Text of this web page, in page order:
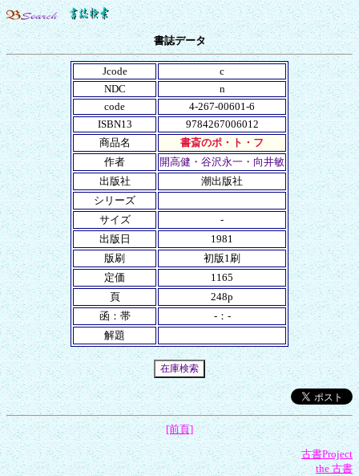
書誌データ
Jcode
c
NDC
n
code
4-267-00601-6
ISBN13
9784267006012
商品名
書斎のポ・ト・フ
作者
開高健・谷沢永一・向井敏
出版社
潮出版社
シリーズ
サイズ
-
出版日
1981
版刷
初版1刷
定価
1165
頁
248p
函：帯
-：-
解題
[前頁]
古書Project
the 古書